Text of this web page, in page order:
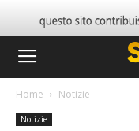
Home Notizie
Notizie